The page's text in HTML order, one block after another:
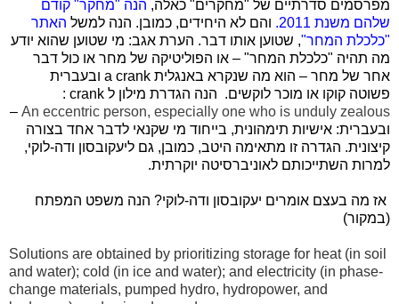
מפרסמים סדרתיים של "מחקרים" כאלה, הנה "מחקר" קודם
שלהם משנת 2011.
והם לא היחידים, כמובן. הנה למשל האתר
"כלכלת המחר", שטוען אותו דבר. הערת אגב: מי שטוען שהוא יודע
מה תהיה "כלכלת המחר" – או הפוליטיקה של מחר או כול דבר
אחר של מחר – הוא מה שנקרא באנגלית a crank ובעברית
פשוטה קוקו או מוכר לוקשים. הנה הגדרת מילון ל crank
:
An eccentric person, especially one who is unduly zealous
–
ובעברית: אישיות תימהונית, בייחוד מי שקנאי לדבר אחד בצורה
קיצונית. הגדרה זו מתאימה היטב, כמובן, גם ליעקובסון ודה-לוקי,
למרות השתייכותם לאוניברסיטה יוקרתית.
אז מה בעצם אומרים יעקובסון ודה-לוקי? הנה משפט המפתח
(במקור)
Solutions are obtained by prioritizing storage for heat (in soil
and water); cold (in ice and water); and electricity (in phase-
change materials, pumped hydro, hydropower, and